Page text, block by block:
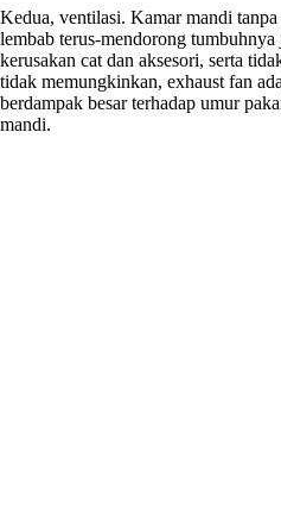
Kedua, ventilasi. Kamar mandi
lembab terus-mendorong tumbuhnya
kerusakan cat dan aksesori, serta
tidak memungkinkan, exhaust fan
berdampak besar terhadap umur
mandi.